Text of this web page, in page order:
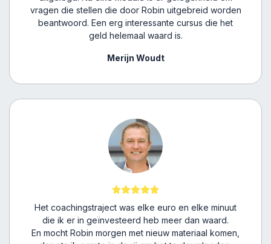
beantwoord. Een erg interessante cursus die het
geld helemaal waard is.
Merijn Woudt
Het coachingstraject was elke euro en elke minuut
die ik er in geïnvesteerd heb meer dan waard.
En mocht Robin morgen met nieuw materiaal komen,
dan sta ik eerste in de rij om het te downloaden.